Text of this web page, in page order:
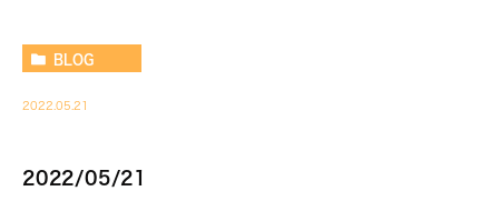
BLOG
2022.05.21
2022/05/21